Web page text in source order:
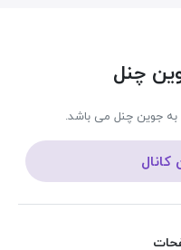
چنل
جوین چنل می باشد.
کانال